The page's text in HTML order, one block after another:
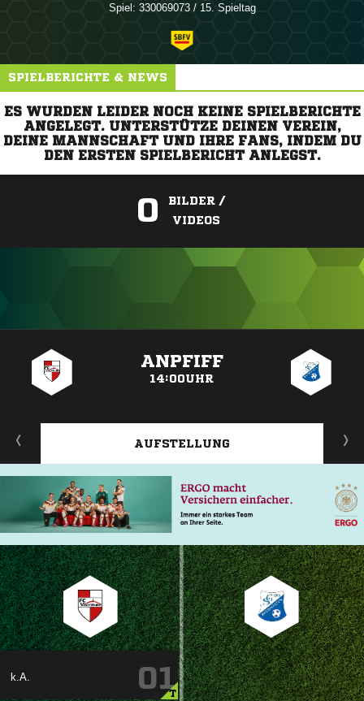
Spiel: 330069073 / 15. Spieltag
SPIELBERICHTE & NEWS
ES WURDEN LEIDER NOCH KEINE SPIELBERICHTE
ANGELEGT. UNTERSTÜTZE DEINEN VEREIN,
DEINE MANNSCHAFT UND IHRE FANS, INDEM DU
DEN ERSTEN SPIELBERICHT ANLEGST.
0
BILDER /
VIDEOS
ANPFIFF
14:00UHR
AUFSTELLUNG
k.A. 01
T